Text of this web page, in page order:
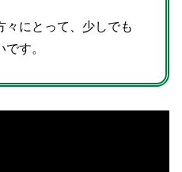
々にとって、少しでも
す。